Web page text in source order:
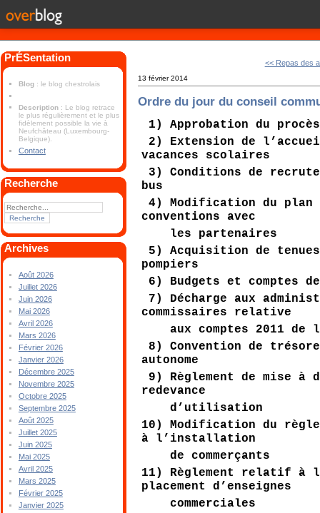
PrÉSentation
Blog : le blog chestrolais
Description : Le blog retrace
le plus régulièrement et le plus
fidèlement possible la vie à
Neufchâteau (Luxembourg-
Belgique).
Contact
Recherche
Archives
Août 2026
Juillet 2026
Juin 2026
Mai 2026
Avril 2026
Mars 2026
Février 2026
Janvier 2026
Décembre 2025
Novembre 2025
Octobre 2025
Septembre 2025
Août 2025
Juillet 2025
Juin 2025
Mai 2025
Avril 2025
Mars 2025
Février 2025
Janvier 2025
<< Repas des
13 février 2014
Ordre du jour du conseil
1) Approbation du
2) Extension de
vacances scolaires
3) Conditions de
bus
4) Modification du plan
conventions avec
les partenaires
5) Acquisition de
pompiers
6) Budgets et comptes
7) Décharge aux
commissaires relative
aux comptes 2011 de
8) Convention de
autonome
9) Règlement de mise à
redevance
d’utilisation
10) Modification du
à l’installation
de commerçants
11) Règlement relatif à
placement d’enseignes
commerciales